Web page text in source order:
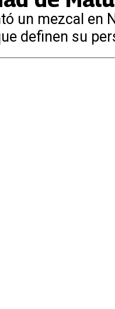
un mezcal en
definen su